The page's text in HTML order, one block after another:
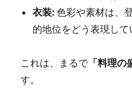
衣装: 色彩や素材は、
的地位をどう表現して
これは、まるで「料理の
す。